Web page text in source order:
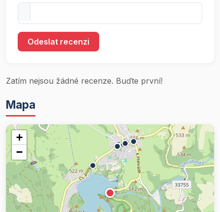
Odeslat recenzi
Zatím nejsou žádné recenze. Buďte první!
Mapa
+
−